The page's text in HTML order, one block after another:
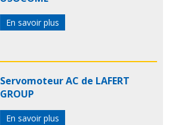
En savoir plus
Servomoteur AC de LAFERT
GROUP
En savoir plus